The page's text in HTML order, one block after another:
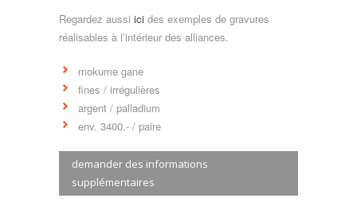
Regardez aussi ici des exemples de gravures
réalisables à l’intérieur des alliances.
mokume gane
fines / irrégulières
argent / palladium
env. 3400.- / paire
demander des informations
supplémentaires